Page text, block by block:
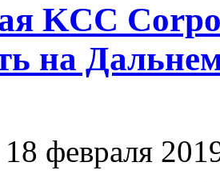
KCC
на
18 февраля